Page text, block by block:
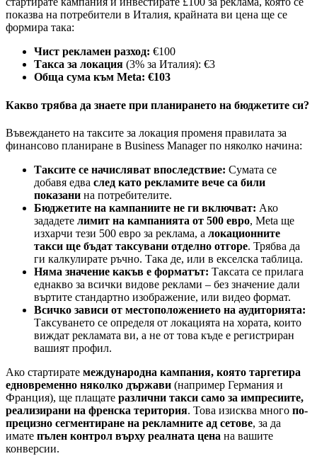
показва на потребители в Италия, крайната ви цена ще се
формира така:
Чист рекламен разход: €100
Такса за локация (3% за Италия): €3
Обща сума към Meta: €103
Какво трябва да знаете при планирането на бюджетите си?
Въвеждането на таксите за локация променя правилата за
финансово планиране в Business Manager по няколко начина:
Таксите се начисляват впоследствие: Сумата се
добавя едва след като рекламите вече са били
показани на потребителите.
Бюджетите на кампаниите не ги включват: Ако
зададете лимит на кампанията от 500 евро, Meta ще
изхарчи тези 500 евро за реклама, а локационните
такси ще бъдат таксувани отделно отгоре. Трябва да
ги калкулирате ръчно. Така де, или в екселска таблица.
Няма значение какъв е форматът: Таксата се прилага
еднакво за всички видове реклами – без значение дали
въртите стандартно изображение, или видео формат.
Всичко зависи от местоположението на аудиторията:
Таксуването се определя от локацията на хората, които
виждат рекламата ви, а не от това къде е регистриран
вашият профил.
Ако стартирате международна кампания, която таргетира
едновременно няколко държави (например Германия и
Франция), ще плащате различни такси само за импресиите,
реализирани на френска територия. Това изисква много по-
прецизно сегментиране на рекламните ад сетове, за да
имате пълен контрол върху реалната цена на вашите
конверсии.